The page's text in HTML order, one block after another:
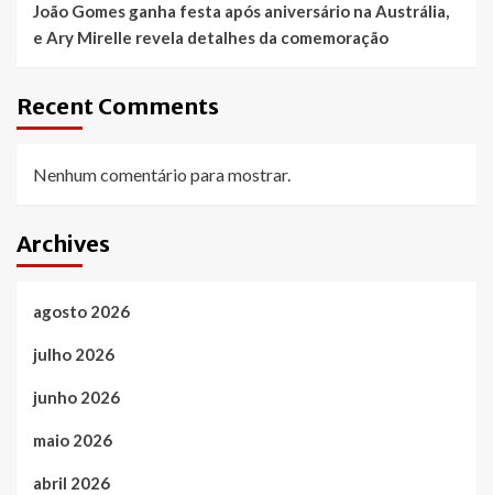
João Gomes ganha festa após aniversário na Austrália,
e Ary Mirelle revela detalhes da comemoração
Recent Comments
Nenhum comentário para mostrar.
Archives
agosto 2026
julho 2026
junho 2026
maio 2026
abril 2026